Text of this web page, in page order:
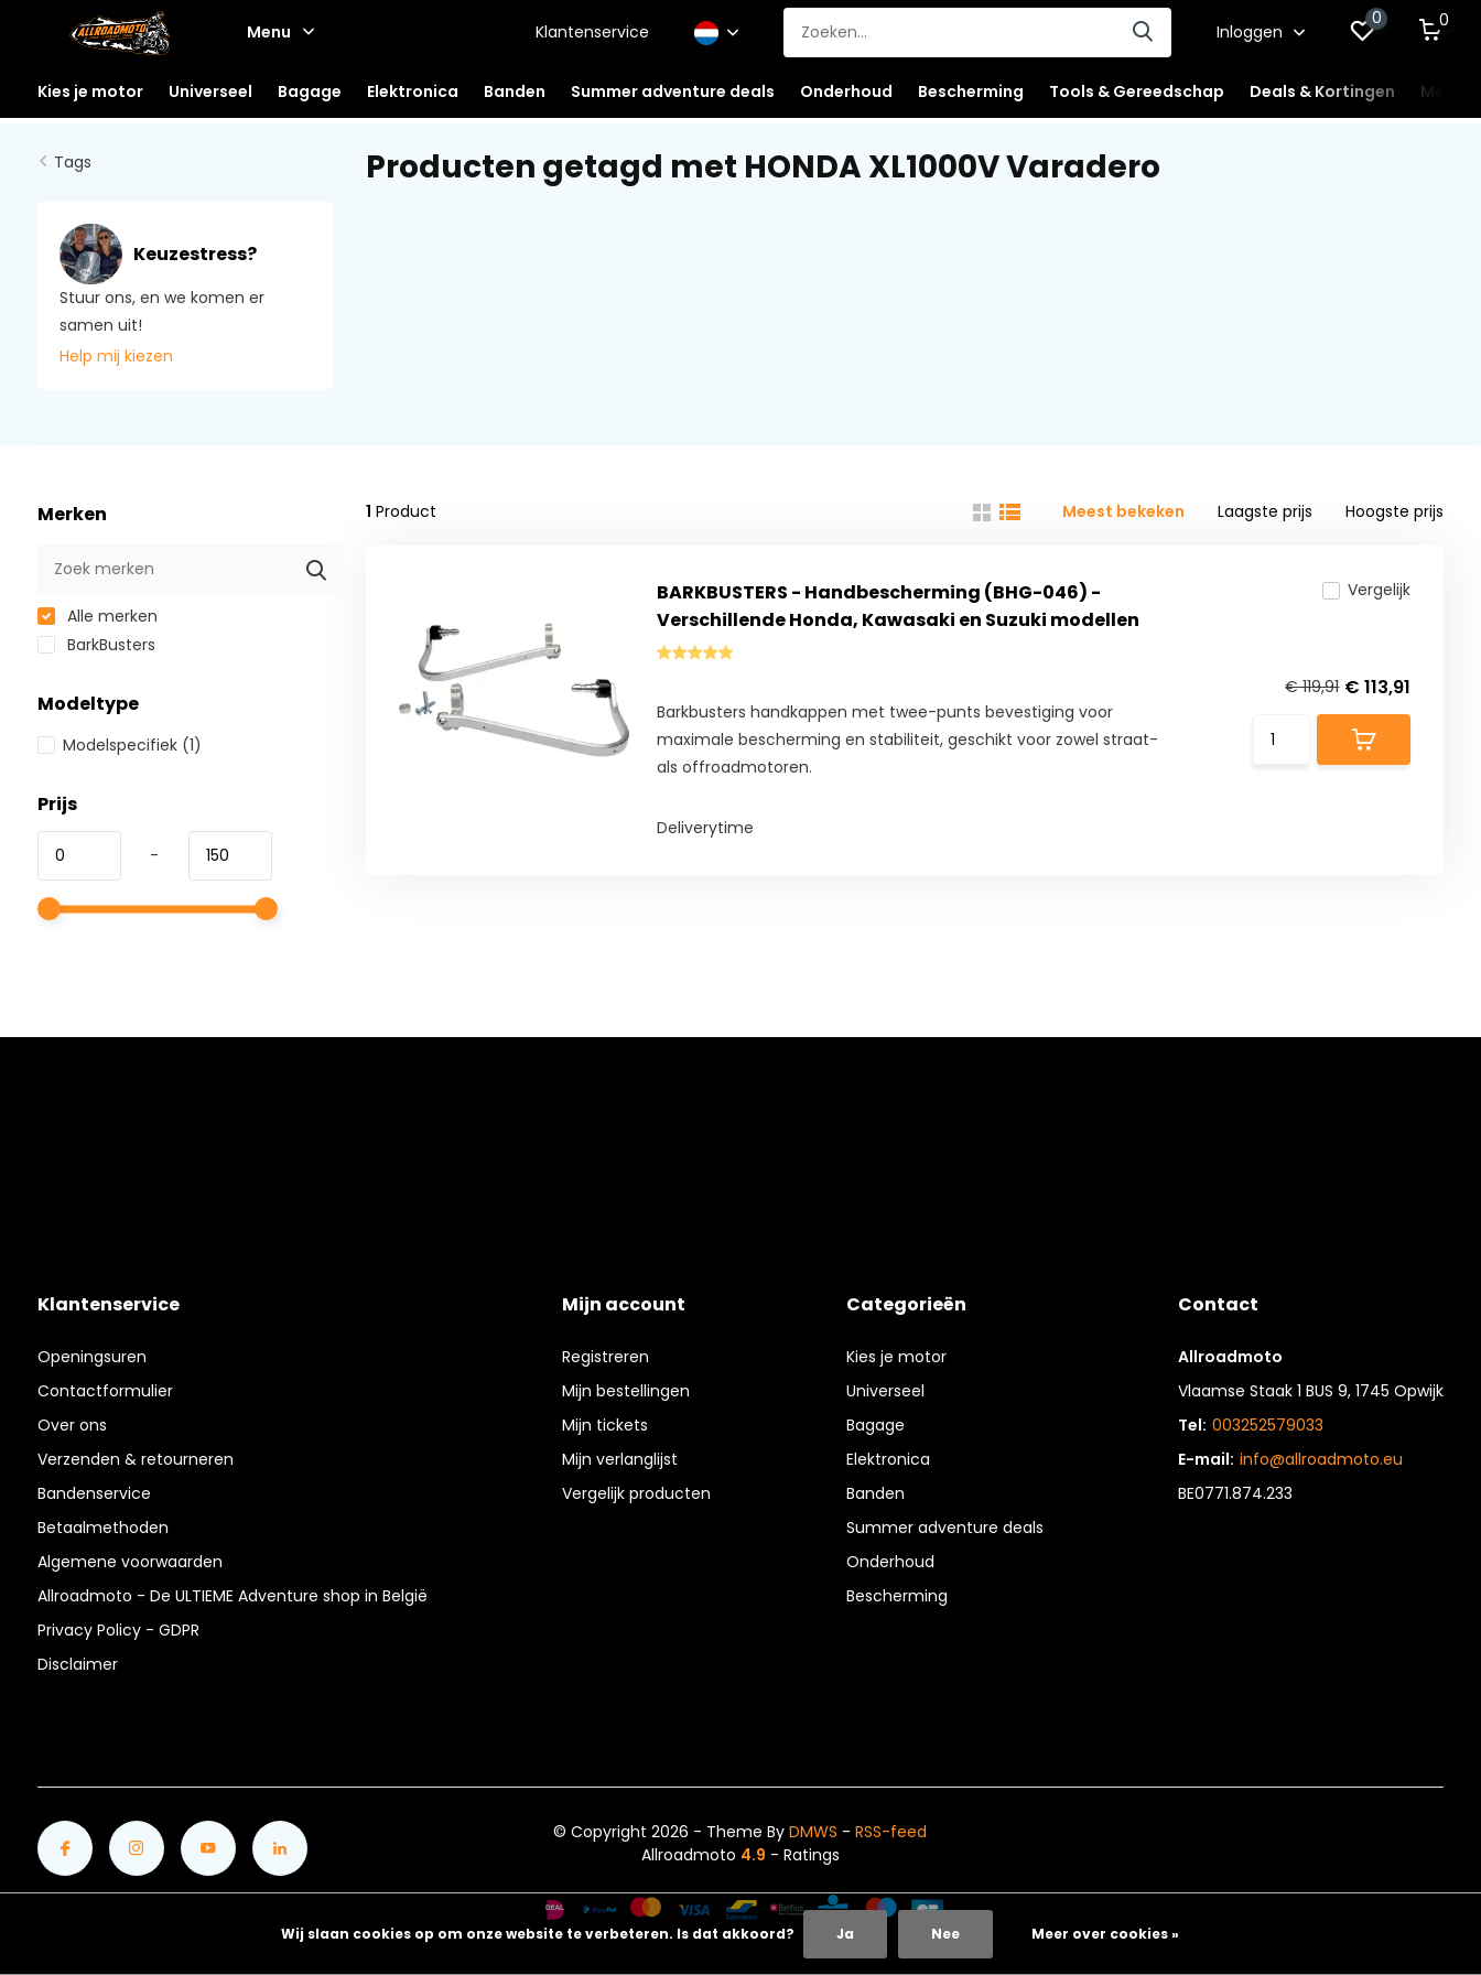
Menu Klantenservice Inloggen
0 0
Kies je motor Universeel Bagage Elektronica Banden Summer adventure deals Onderhoud Bescherming Tools & Gereedschap Deals & Kortingen
Tags
Keuzestress?
Stuur ons, en we komen er
samen uit!
Help mij kiezen
Producten getagd met HONDA XL1000V Varadero
Merken
Alle merken
BarkBusters
Modeltype
Modelspecifiek (1)
Prijs
-
1 Product Meest bekeken Laagste prijs Hoogste prijs
BARKBUSTERS - Handbescherming (BHG-046) -
Verschillende Honda, Kawasaki en Suzuki modellen
Barkbusters handkappen met twee-punts bevestiging voor
maximale bescherming en stabiliteit, geschikt voor zowel straat-
als offroadmotoren.
Deliverytime
Vergelijk
€ 119,91 € 113,91
Klantenservice
Openingsuren
Contactformulier
Over ons
Verzenden & retourneren
Bandenservice
Betaalmethoden
Algemene voorwaarden
Allroadmoto - De ULTIEME Adventure shop in België
Privacy Policy - GDPR
Disclaimer
Mijn account
Registreren
Mijn bestellingen
Mijn tickets
Mijn verlanglijst
Vergelijk producten
Categorieën
Kies je motor
Universeel
Bagage
Elektronica
Banden
Summer adventure deals
Onderhoud
Bescherming
Contact
Allroadmoto
Vlaamse Staak 1 BUS 9, 1745 Opwijk
Tel: 003252579033
E-mail: info@allroadmoto.eu
BE0771.874.233
© Copyright 2026 - Theme ByDMWS -RSS-feed
Allroadmoto 4.9 - Ratings
Wij slaan cookies op om onze website te verbeteren. Is dat akkoord? Ja Nee Meer over cookies »